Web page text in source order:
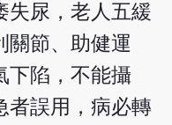
失尿，老人五緩
關節、助健運
下陷，不能攝
者誤用，病必轉